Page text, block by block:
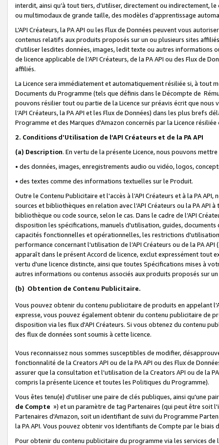
interdit, ainsi qu’à tout tiers, d’utiliser, directement ou indirectement,
ou multimodaux de grande taille, des modèles d’apprentissage
L’API Créateurs, la PA API ou les Flux de Données peuvent vous
contenus relatifs aux produits proposés sur un ou plusieurs sites
d'utiliser lesdites données, images, ledit texte ou autres informations
de licence applicable de l’API Créateurs, de la PA API ou des Flux de
affiliés.
La Licence sera immédiatement et automatiquement résiliée si, à
Documents du Programme (tels que définis dans le Décompte de
pouvons résilier tout ou partie de la Licence sur préavis écrit que
l’API Créateurs, la PA API et les Flux de Données) dans les plus
Programme et des Marques d'Amazon concernés par la Licence
2. Conditions d'Utilisation de l’API Créateurs et de la PA API
(a) Description. En vertu de la présente Licence, nous pouvons
• des données, images, enregistrements audio ou vidéo, logos,
• des textes comme des informations textuelles sur le Produit.
Outre le Contenu Publicitaire et l'accès à l’API Créateurs et à la PA
sources et bibliothèques en relation avec l’API Créateurs ou la PA
bibliothèque ou code source, selon le cas. Dans le cadre de l’API
disposition les spécifications, manuels d'utilisation, guides,
capacités fonctionnelles et opérationnelles, les restrictions
performance concernant l'utilisation de l’API Créateurs ou de la PA
apparaît dans le présent Accord de licence, exclut expressément tout
vertu d'une licence distincte, ainsi que toutes Spécifications mises à
autres informations ou contenus associés aux produits proposés sur
(b) Obtention de Contenu Publicitaire.
Vous pouvez obtenir du contenu publicitaire de produits en appelant
expresse, vous pouvez également obtenir du contenu publicitaire de
disposition via les flux d'API Créateurs. Si vous obtenez du contenu
des flux de données sont soumis à cette licence.
Vous reconnaissez nous sommes susceptibles de modifier,
fonctionnalité de la Creators API ou de la PA API ou des Flux de
assurer que la consultation et l'utilisation de la Creators API ou de la
compris la présente Licence et toutes les Politiques du Programme).
Vous êtes tenu(e) d'utiliser une paire de clés publiques, ainsi qu'une
de Compte ») et un paramètre de tag Partenaires (qui peut être soit
Partenaires d'Amazon, soit un identifiant de suivi du Programme
la PA API. Vous pouvez obtenir vos Identifiants de Compte par le biais
Pour obtenir du contenu publicitaire du programme via les services